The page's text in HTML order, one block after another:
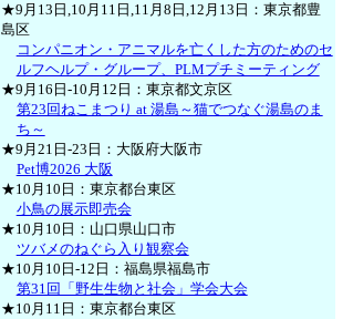
★9月13日,10月11日,11月8日,12月13日：東京都豊
島区
コンパニオン・アニマルを亡くした方のためのセ
ルフヘルプ・グループ、PLMプチミーティング
★9月16日-10月12日：東京都文京区
第23回ねこまつり at 湯島～猫でつなぐ湯島のま
ち～
★9月21日-23日：大阪府大阪市
Pet博2026 大阪
★10月10日：東京都台東区
小鳥の展示即売会
★10月10日：山口県山口市
ツバメのねぐら入り観察会
★10月10日-12日：福島県福島市
第31回「野生生物と社会」学会大会
★10月11日：東京都台東区